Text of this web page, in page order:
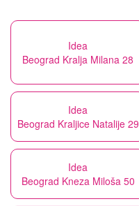
Idea
Beograd Kralja Milana 28
Idea
Beograd Kraljice Natalije 29
Idea
Beograd Kneza Miloša 50